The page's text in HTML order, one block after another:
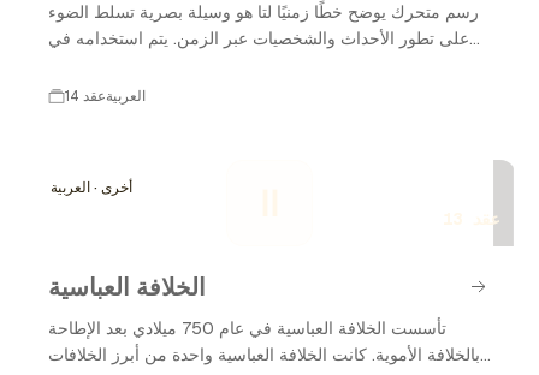
رسم متحرك يوضح خطًا زمنيًا لتا هو وسيلة بصرية تسلط الضوء
على تطور الأحداث والشخصيات عبر الزمن. يتم استخدامه في
المعلومات المعقدة وجعلها أكثر جذبًا للجمهور. من خلال تقديم
الوقت الحاضر، مع التركيز على المراحل الرئيسية والتطورات
14 عقدالعربية
ا أخرى · العربية
13 عقد
الخلافة العباسية
تأسست الخلافة العباسية في عام 750 ميلادي بعد الإطاحة
بالخلافة الأموية. كانت الخلافة العباسية واحدة من أبرز الخلافات